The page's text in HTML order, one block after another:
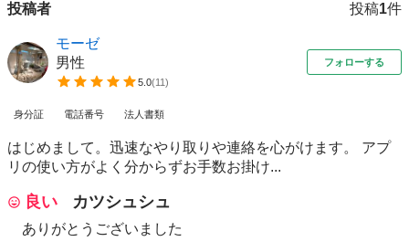
投稿者 投稿1件
モーゼ
男性
5.0(11)
フォローする
身分証 電話番号 法人書類
はじめまして。迅速なやり取りや連絡を心がけます。 アプ
リの使い方がよく分からずお手数お掛け...
良い カツシュシュ
ありがとうございました